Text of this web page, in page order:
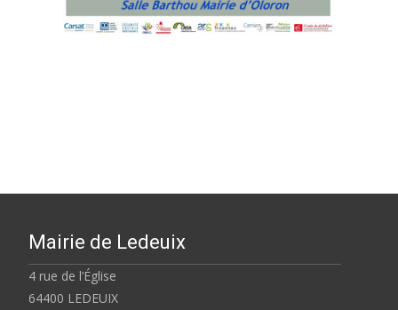
Mairie de Ledeuix
4 rue de l’Église
64400 LEDEUIX